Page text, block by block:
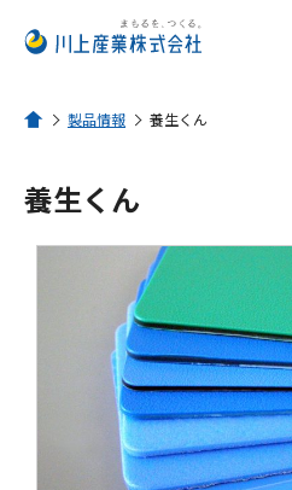
プチプチについて
リサイクルへの取り組み
ホーム
製品情報 養生くん
養生くん